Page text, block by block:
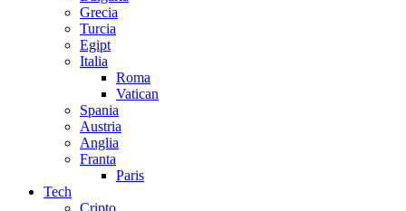
Grecia
Turcia
Egipt
Italia
Roma
Vatican
Spania
Austria
Anglia
Franta
Paris
Tech
Cripto